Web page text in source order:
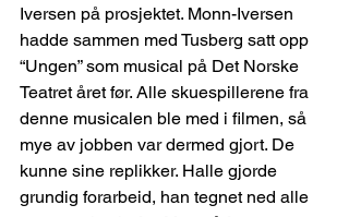
Iversen på prosjektet. Monn-Iversen
hadde sammen med Tusberg satt opp
“Ungen” som musical på Det Norske
Teatret året før. Alle skuespillerene fra
denne musicalen ble med i filmen, så
mye av jobben var dermed gjort. De
kunne sine replikker. Halle gjorde
grundig forarbeid, han tegnet ned alle